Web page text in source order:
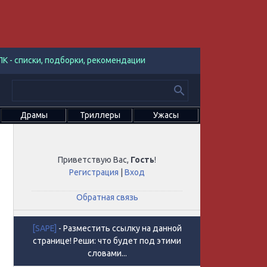
- списки, подборки, рекомендации
Драмы Триллеры Ужасы
Приветствую Вас, Гость!
Регистрация |Вход
Обратная связь
[SAPE] - Разместить ссылку на данной
странице! Реши: что будет под этими
словами...